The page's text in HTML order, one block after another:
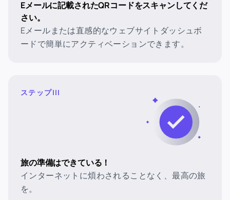
Eメールに記載されたQRコードをスキャンしてくだ
さい。
Eメールまたは直感的なウェブサイトダッシュボ
ードで簡単にアクティベーションできます。
ステップIII
旅の準備はできている！
インターネットに煩わされることなく、最高の旅
を。